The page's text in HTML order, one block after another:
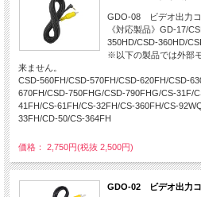
GDO-08 ビデオ出力
《対応製品》GD-17/
350HD/CSD-360HD/
※以下の製品では外部
来ません。
CSD-560FH/CSD-570FH/CSD-620FH/CSD-
670FH/CSD-750FHG/CSD-790FHG/CS-31F/
41FH/CS-61FH/CS-32FH/CS-360FH/CS-
33FH/CD-50/CS-364FH
価格： 2,750円(税抜 2,500円)
GDO-02 ビデオ出力